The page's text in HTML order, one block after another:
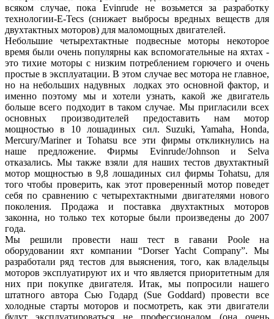
всяком случае, пока Evinrude не возьмется за разработку
технологии-E-Tecs (снижает выбросы вредных веществ для
двухтактных моторов) для маломощных двигателей.
Небольшие четырехтактные подвесные моторы некоторое
время были очень популярны как вспомогательные на яхтах -
это тихие моторы с низким потреблением горючего и очень
простые в эксплуатации. В этом случае вес мотора не главное,
но на небольших надувных лодках это основной фактор, и
именно поэтому мы и хотели узнать, какой же двигатель
больше всего подходит в таком случае. Мы пригласили всех
основных производителей предоставить нам мотор
мощностью в 10 лошадиных сил. Suzuki, Yamaha, Honda,
Mercury/Mariner и Tohatsu все эти фирмы откликнулись на
наше предложение. Фирмы Evinrude/Johnson и Selva
отказались. Мы также взяли для наших тестов двухтактный
мотор мощностью в 9,8 лошадиных сил фирмы Tohatsu, для
того чтобы проверить, как этот проверенный мотор поведет
себя по сравнению с четырехтактными двигателями нового
поколения. Продажа и поставка двухтактных моторов
законна, но только тех которые были произведены до 2007
года.
Мы решили провести наш тест в гавани Poole на
оборудовании яхт компании “Dorser Yacht Company”. Мы
разработали ряд тестов для выяснения, того, как владельцы
моторов эксплуатируют их и что является приоритетным для
них при покупке двигателя. Итак, мы попросили нашего
штатного автора Сью Годард (Sue Goddard) провести все
холодные старты моторов и посмотреть, как эти двигатели
будут эксплуатироваться не профессионалом (она очень